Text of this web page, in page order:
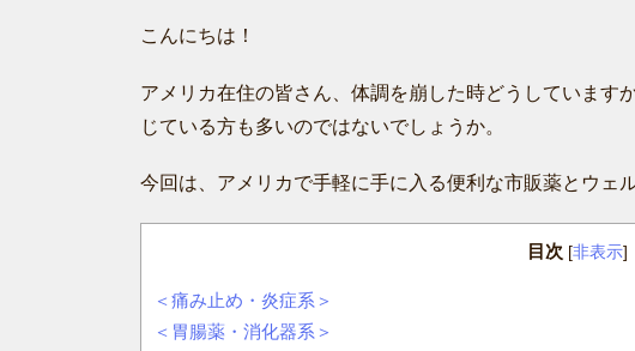
こんにちは！
アメリカ在住の皆さん、体調を崩した時どうしています
じている方も多いのではないでしょうか。
今回は、アメリカで手軽に手に入る便利な市販薬とウェ
目次 [非表示]
＜痛み止め・炎症系＞
＜胃腸薬・消化器系＞